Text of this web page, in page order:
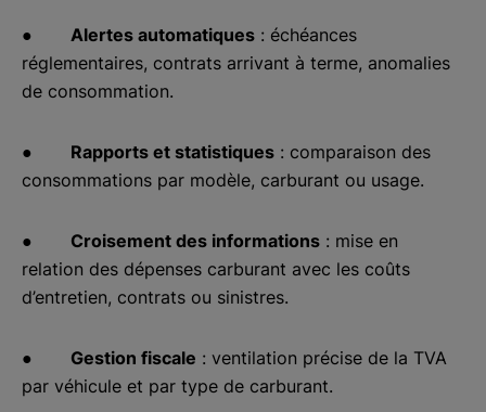
● Alertes automatiques : échéances
réglementaires, contrats arrivant à terme, anomalies
de consommation.
● Rapports et statistiques : comparaison des
consommations par modèle, carburant ou usage.
● Croisement des informations : mise en
relation des dépenses carburant avec les coûts
d’entretien, contrats ou sinistres.
● Gestion fiscale : ventilation précise de la TVA
par véhicule et par type de carburant.